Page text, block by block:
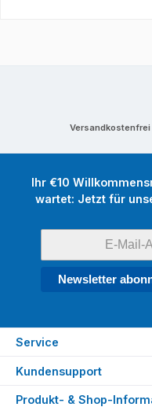
Ihr €10
wartet: Jetzt für
Newsletter
Service
Kundensupport
Produkt- & Shop-